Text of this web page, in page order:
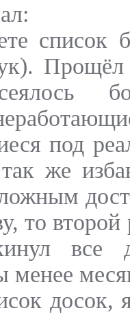
список
Прощёл
под
же
то второй
все
менее
досок,